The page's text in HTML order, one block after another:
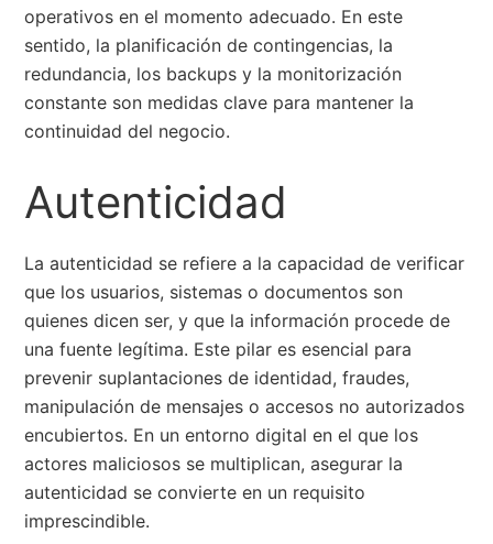
operativos en el momento adecuado. En este
sentido, la planificación de contingencias, la
redundancia, los backups y la monitorización
constante son medidas clave para mantener la
continuidad del negocio.
Autenticidad
La autenticidad se refiere a la capacidad de verificar
que los usuarios, sistemas o documentos son
quienes dicen ser, y que la información procede de
una fuente legítima. Este pilar es esencial para
prevenir suplantaciones de identidad, fraudes,
manipulación de mensajes o accesos no autorizados
encubiertos. En un entorno digital en el que los
actores maliciosos se multiplican, asegurar la
autenticidad se convierte en un requisito
imprescindible.